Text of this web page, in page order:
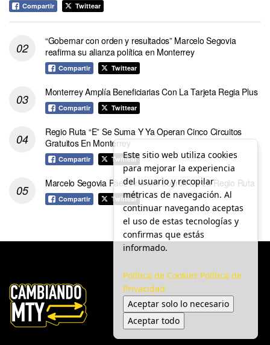
Compartir Twittear
“Gobernar con orden y resultados” Marcelo Segovia
reafirma su alianza política en Monterrey
Compartir Twittear
Monterrey Amplía Beneficiarias Con La Tarjeta Regia Plus
Compartir Twittear
Regio Ruta “E” Se Suma Y Ya Operan Cinco Circuitos
Gratuitos En Monterrey
Compartir Twittear
Marcelo Segovia Páez Anuncia Logros De La Regio Ruta
Compartir Twittear
Este sitio web utiliza cookies
para mejorar la experiencia
del usuario y recopilar
métricas de navegación. Al
continuar navegando aceptas
el uso de estas tecnologías y
confirmas que estás
informado.
Política de Cookies Política de
Privacidad
Aceptar solo lo necesario
Aceptar todo